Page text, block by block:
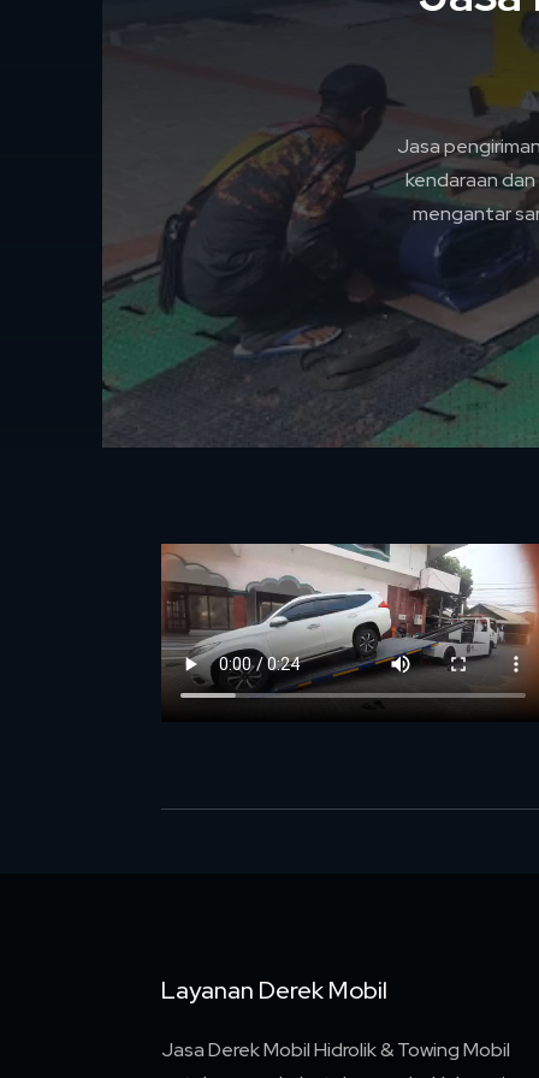
Jasa
kendaraan
mengantar
Layanan Derek Mobil
Jasa Derek Mobil Hidrolik & Towing Mobil